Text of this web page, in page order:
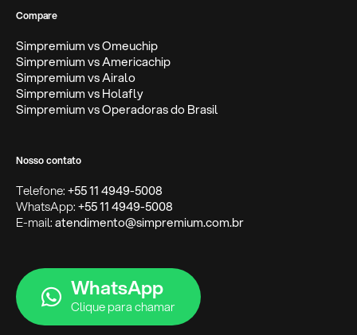
Compare
Simpremium vs Omeuchip
Simpremium vs Americachip
Simpremium vs Airalo
Simpremium vs Holafly
Simpremium vs Operadoras do Brasil
Nosso contato
Telefone:+55 11 4949-5008
WhatsApp:+55 11 4949-5008
E-mail:atendimento@simpremium.com.br
WhatsApp
Clique para chamar